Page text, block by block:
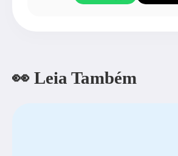
👀 Leia Também